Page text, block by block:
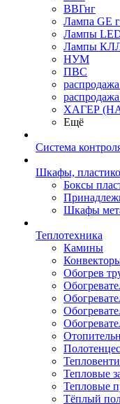
ВВГнг
Лампа GE
Лампы
Лампы
НУМ
ПВС
ХАГЕР
Ещё
Система
Шкафы,
Боксы
Шкафы
Теплотехника
Камины
Обогрев
Тепловые
Тепловые
Тёплый